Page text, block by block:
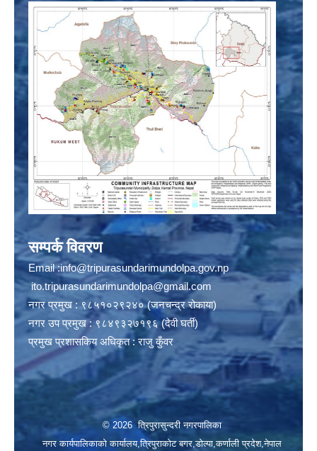
सम्पर्क विवरण
Email :info@tripurasundarimundolpa.gov.np
ito.tripurasundarimundolpa@gmail.com
नगर प्रमुख : ९८५१०२९२४० (जनचन्द्र रोकाया)
नगर उप प्रमुख : ९८४९३२७१९६ (देवी घर्ती)
प्रमुख प्रशासकिय अधिकृत : राजु कुँवर
© 2026 त्रिपुरासुन्दरी नगरपालिका
नगर कार्यपालिकाको कार्यालय,त्रिपुराकोट बगर,डोल्पा,कर्णाली प्रदेश,नेपाल